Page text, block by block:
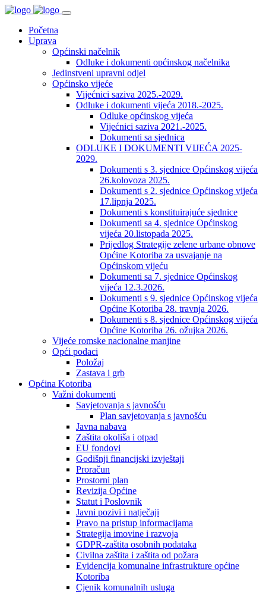
Početna
Uprava
Općinski načelnik
Odluke i dokumenti općinskog načelnika
Jedinstveni upravni odjel
Općinsko vijeće
Vijećnici saziva 2025.-2029.
Odluke i dokumenti vijeća 2018.-2025.
Odluke općinskog vijeća
Vijećnici saziva 2021.-2025.
Dokumenti sa sjednica
ODLUKE I DOKUMENTI VIJEĆA 2025-
2029.
Dokumenti s 3. sjednice Općinskog vijeća
26.kolovoza 2025.
Dokumenti s 2. sjednice Općinskog vijeća
17.lipnja 2025.
Dokumenti s konstituirajuće sjednice
Dokumenti sa 4. sjednice Općinskog
vijeća 20.listopada 2025.
Prijedlog Strategije zelene urbane obnove
Općine Kotoriba za usvajanje na
Općinskom vijeću
Dokumenti sa 7. sjednice Općinskog
vijeća 12.3.2026.
Dokumenti s 9. sjednice Općinskog vijeća
Općine Kotoriba 28. travnja 2026.
Dokumenti s 8. sjednice Općinskog vijeća
Općine Kotoriba 26. ožujka 2026.
Vijeće romske nacionalne manjine
Opći podaci
Položaj
Zastava i grb
Općina Kotoriba
Važni dokumenti
Savjetovanja s javnošću
Plan savjetovanja s javnošću
Javna nabava
Zaštita okoliša i otpad
EU fondovi
Godišnji financijski izvještaji
Proračun
Prostorni plan
Revizija Općine
Statut i Poslovnik
Javni pozivi i natječaji
Pravo na pristup informacijama
Strategija imovine i razvoja
GDPR-zaštita osobnih podataka
Civilna zaštita i zaštita od požara
Evidencija komunalne infrastrukture općine
Kotoriba
Cjenik komunalnih usluga